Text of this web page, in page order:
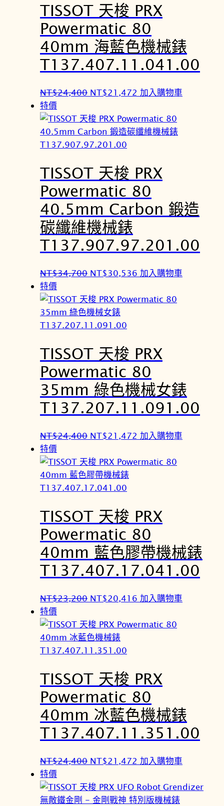
TISSOT 天梭 PRX
Powermatic 80
40mm 海藍色機械錶
T137.407.11.041.00
NT$24,400 原
價
格
：
T
$
2
4
,
4
0
。
NT$21,472 目
價
格
T
$
2
1
7
。
加入購物車
特價
TISSOT 天梭 PRX
Powermatic 80
40.5mm Carbon 鍛造
碳纖維機械錶
T137.907.97.201.00
NT$34,700 原
價
格
：
T
$
3
4
,
7
0
NT$30,536 目
價
T
$
3
0
5
6
加入購物車
特價
TISSOT 天梭 PRX
Powermatic 80
35mm 綠色機械女錶
T137.207.11.091.00
NT$24,400 原
價
格
：
T
$
2
,
4
0
NT$21,472 目
價
T
$
2
1
,
4
2
加入購物車
特價
TISSOT 天梭 PRX
Powermatic 80
40mm 藍色膠帶機械錶
T137.407.17.041.00
NT$23,200 原
價
格
：
T
$
2
,
2
0
NT$20,416 目
價
T
$
2
0
4
6
加入購物車
特價
TISSOT 天梭 PRX
Powermatic 80
40mm 冰藍色機械錶
T137.407.11.351.00
NT$24,400 原
價
格
NT$21,472 目
價
格
加入購物車
特價